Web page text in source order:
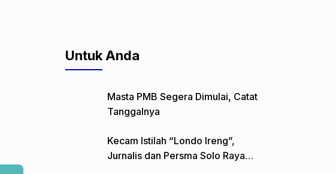
Untuk Anda
Masta PMB Segera Dimulai, Catat
Tanggalnya
Kecam Istilah “Londo Ireng”,
Jurnalis dan Persma Solo Raya